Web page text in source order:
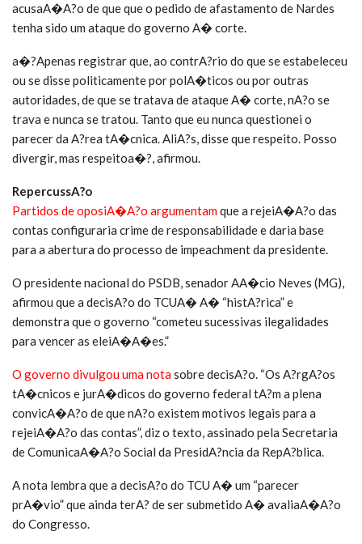
acusaA�A?o de que que o pedido de afastamento de Nardes
tenha sido um ataque do governo A� corte.
a�?Apenas registrar que, ao contrA?rio do que se estabeleceu
ou se disse politicamente por polA�ticos ou por outras
autoridades, de que se tratava de ataque A� corte, nA?o se
trava e nunca se tratou. Tanto que eu nunca questionei o
parecer da A?rea tA�cnica. AliA?s, disse que respeito. Posso
divergir, mas respeitoa�?, afirmou.
RepercussA?o
Partidos de oposiA�A?o argumentamque a rejeiA�A?o das
contas configuraria crime de responsabilidade e daria base
para a abertura do processo de impeachment da presidente.
O presidente nacional do PSDB, senador AA�cio Neves (MG),
afirmou que a decisA?o do TCUA� A� “histA?rica” e
demonstra que o governo “cometeu sucessivas ilegalidades
para vencer as eleiA�A�es.”
O governo divulgou uma notasobre decisA?o. “Os A?rgA?os
tA�cnicos e jurA�dicos do governo federal tA?m a plena
convicA�A?o de que nA?o existem motivos legais para a
rejeiA�A?o das contas”, diz o texto, assinado pela Secretaria
de ComunicaA�A?o Social da PresidA?ncia da RepA?blica.
A nota lembra que a decisA?o do TCU A� um “parecer
prA�vio” que ainda terA? de ser submetido A� avaliaA�A?o
do Congresso.